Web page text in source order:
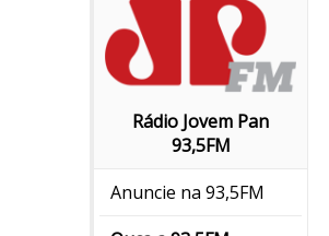
Rádio Jovem Pan
93,5FM
Anuncie na 93,5FM